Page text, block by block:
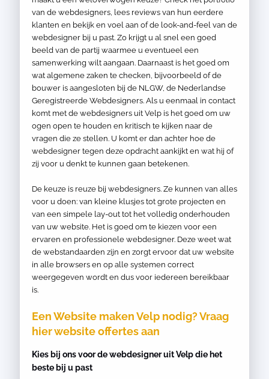
van de webdesigners, lees reviews van hun eerdere
klanten en bekijk en voel aan of de look-and-feel van de
webdesigner bij u past. Zo krijgt u al snel een goed
beeld van de partij waarmee u eventueel een
samenwerking wilt aangaan. Daarnaast is het goed om
wat algemene zaken te checken, bijvoorbeeld of de
bouwer is aangesloten bij de NLGW, de Nederlandse
Geregistreerde Webdesigners. Als u eenmaal in contact
komt met de webdesigners uit Velp is het goed om uw
ogen open te houden en kritisch te kijken naar de
vragen die ze stellen. U komt er dan achter hoe de
webdesigner tegen deze opdracht aankijkt en wat hij of
zij voor u denkt te kunnen gaan betekenen.
De keuze is reuze bij webdesigners. Ze kunnen van alles
voor u doen: van kleine klusjes tot grote projecten en
van een simpele lay-out tot het volledig onderhouden
van uw website. Het is goed om te kiezen voor een
ervaren en professionele webdesigner. Deze weet wat
de webstandaarden zijn en zorgt ervoor dat uw website
in alle browsers en op alle systemen correct
weergegeven wordt en dus voor iedereen bereikbaar
is.
Een Website maken Velp nodig? Vraag
hier website offertes aan
Kies bij ons voor de webdesigner uit Velp die het
beste bij u past